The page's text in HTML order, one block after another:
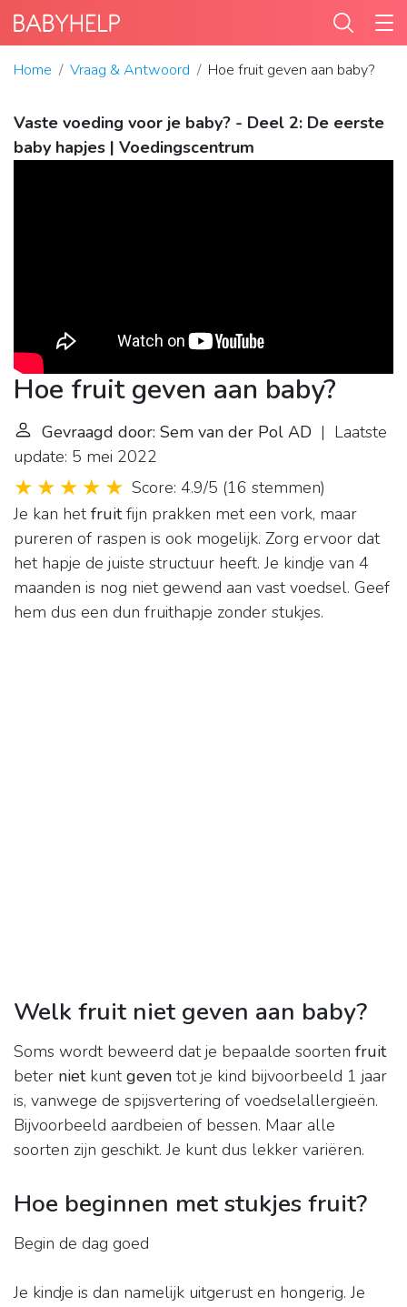
Home Vraag & Antwoord Hoe fruit geven aan baby?
Vaste voeding voor je baby? - Deel 2: De eerste
baby hapjes | Voedingscentrum
Hoe fruit geven aan baby?
Gevraagd door: Sem van der Pol AD | Laatste
update: 5 mei 2022
Score: 4.9/5 (16 stemmen)
Je kan hetfruitfijn prakken met een vork, maar
pureren of raspen is ook mogelijk. Zorg ervoor dat
het hapje de juiste structuur heeft. Je kindje van 4
maanden is nog niet gewend aan vast voedsel. Geef
hem dus een dun fruithapje zonder stukjes.
Welk fruit niet geven aan baby?
Soms wordt beweerd dat je bepaalde soorten fruit
beter nietkuntgeven tot je kind bijvoorbeeld 1 jaar
is, vanwege de spijsvertering of voedselallergieën.
Bijvoorbeeld aardbeien of bessen. Maar alle
soorten zijn geschikt. Je kunt dus lekker variëren.
Hoe beginnen met stukjes fruit?
Begin de dag goed
Je kindje is dan namelijk uitgerust en hongerig. Je